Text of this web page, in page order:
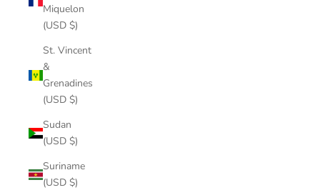
Miquelon
(USD $)
St. Vincent
&
Grenadines
(USD $)
Sudan
(USD $)
Suriname
(USD $)